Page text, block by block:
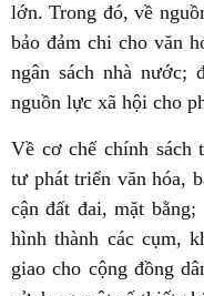
lớn. Trong đó, về
bảo đảm chi cho văn
ngân sách nhà nước;
nguồn lực xã hội cho
Về cơ chế chính sách
tư phát triển văn hóa,
cận đất đai, mặt
hình thành các cụm,
giao cho cộng đồng